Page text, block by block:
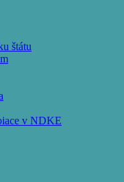
štátu
v NDKE